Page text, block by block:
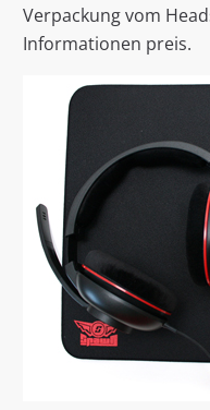
Verpackung vom
Informationen preis.